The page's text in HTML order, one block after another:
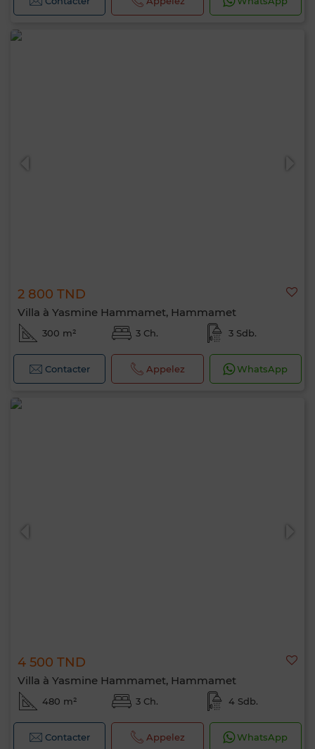
2 800 TND
Villa à Yasmine Hammamet, Hammamet
300 m² 3 Ch. 3 Sdb.
Contacter Appelez WhatsApp
4 500 TND
Villa à Yasmine Hammamet, Hammamet
480 m² 3 Ch. 4 Sdb.
Contacter Appelez WhatsApp